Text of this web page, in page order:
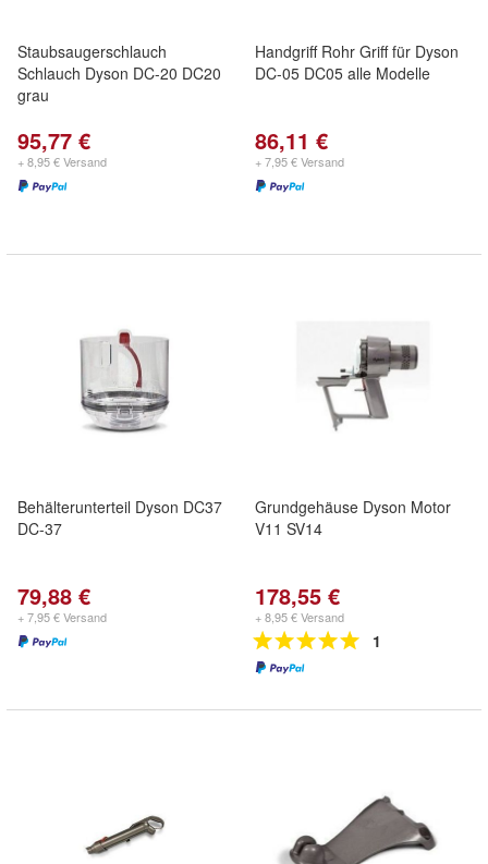
Staubsaugerschlauch
Schlauch Dyson DC-20 DC20
grau
95,77 €
+ 8,95 € Versand
Handgriff Rohr Griff für Dyson
DC-05 DC05 alle Modelle
86,11 €
+ 7,95 € Versand
Behälterunterteil Dyson DC37
DC-37
79,88 €
+ 7,95 € Versand
Grundgehäuse Dyson Motor
V11 SV14
178,55 €
+ 8,95 € Versand
1